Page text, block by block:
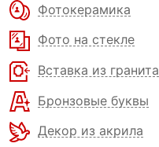
Фотокерамика
Фото на стекле
Вставка из гранита
Бронзовые буквы
Декор из акрила